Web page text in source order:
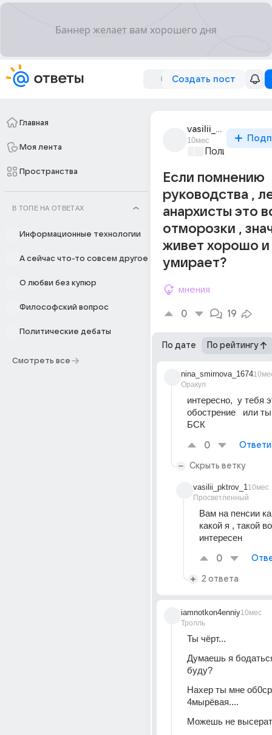
Создать пост
Главная
Моя лента
Пространства
В ТОПЕ НА ОТВЕТАХ
Информационные технологии
А сейчас что-то совсем другое
О любви без купюр
Философский вопрос
Политические дебаты
Смотреть все
vasilii_pktrov_1
10мес
Если помнению
руководства ,
анархисты это
отморозки ,
живет хорошо и
умирает?
мнения
0 19
По дате По рейтингу
nina_smirnova_1674
Оракул
интересно,  у тебя
обострение   или ты
БСК
0
Скрыть ветку
vasilii_pktrov_1
Просветленный
10мес
Вам на пенсии
какой я , такой
интересен
0
2 ответа
iamnotkon4enniy
Тролль
10мес
Ты чёрт...
Думаешь я
буду?
Нахер ты мне
4мырёвая....
Можешь не